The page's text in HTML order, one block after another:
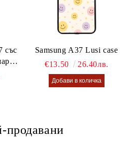
със
Samsung A37 Lusi case
€13.50
26.40лв.
продавани